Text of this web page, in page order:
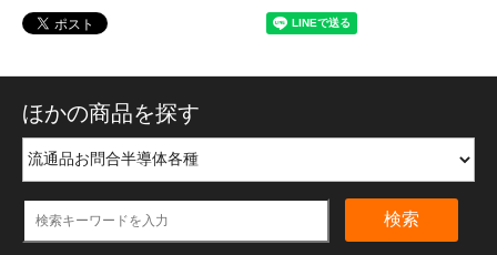
ほかの商品を探す
検索